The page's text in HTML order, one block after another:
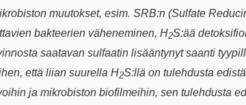
muutokset, esim. SRB:n (Sulfate
bakteerien väheneminen, H2S:ää
saatavan sulfaatin lisääntynyt saanti
että liian suurella H2S:llä on tulehdusta
ja mikrobiston biofilmeihin, sen tulehdusta